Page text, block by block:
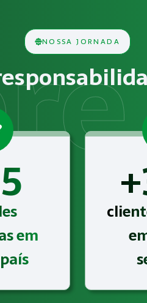
ergonômicos ou
em Máquinas e
NOSSA JORNADA
em